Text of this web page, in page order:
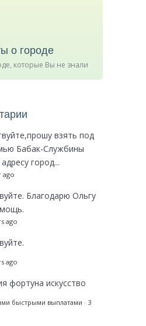
о городе
которые Вы не знали
взять под
Бабак-Службины
город...
ago
Благодарю Ольгу
ago
ago
фортуна искусство
быстрыми выплатами · 3